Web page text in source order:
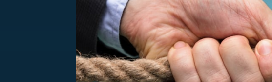
PRVNÍ SVĚTOVÁ
MARIE TEREZIE
NAPOLEON
BONAPARTE
BRITSKÁ
KRÁLOVSKÁ
RODINA